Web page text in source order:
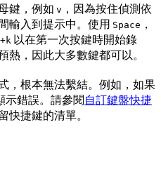
鍵，例如 v ，因為按住偵測依
輸入到提示中。使用 Space ，
以在第一次按鍵時開始錄
，因此大多數鍵都可以。
，根本無法繫結。例如，如果
示錯誤。請參閱自訂鍵盤快捷
快捷鍵的清單。